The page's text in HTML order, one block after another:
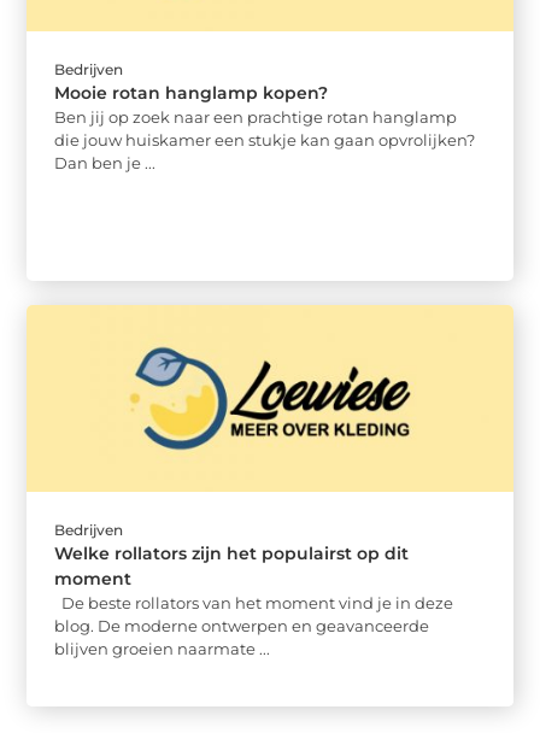
Bedrijven
Mooie rotan hanglamp kopen?
Ben jij op zoek naar een prachtige rotan hanglamp
die jouw huiskamer een stukje kan gaan opvrolijken?
Dan ben je ...
Bedrijven
Welke rollators zijn het populairst op dit
moment
De beste rollators van het moment vind je in deze
blog. De moderne ontwerpen en geavanceerde
blijven groeien naarmate ...